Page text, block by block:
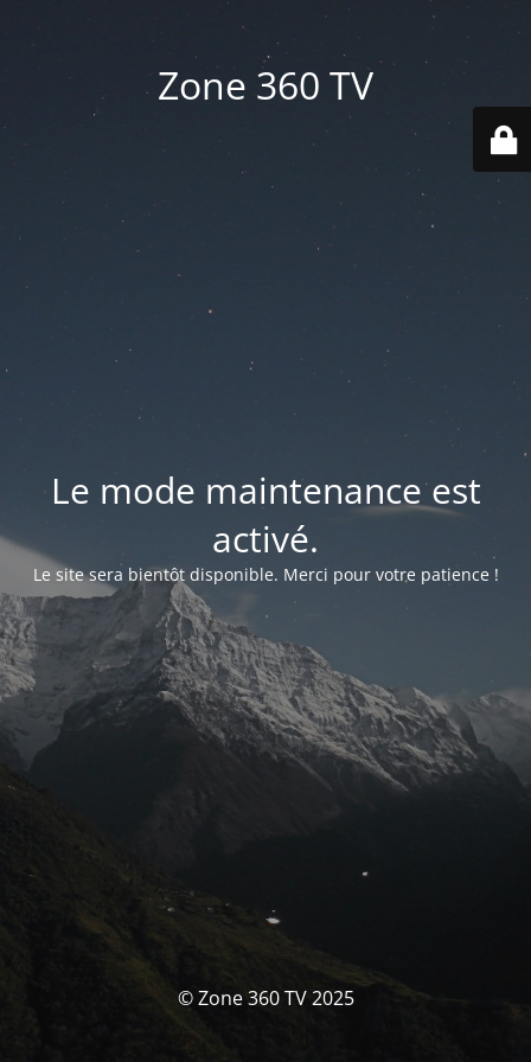
Zone 360 TV
Le mode maintenance est
activé.
Le site sera bientôt disponible. Merci pour votre patience !
© Zone 360 TV 2025